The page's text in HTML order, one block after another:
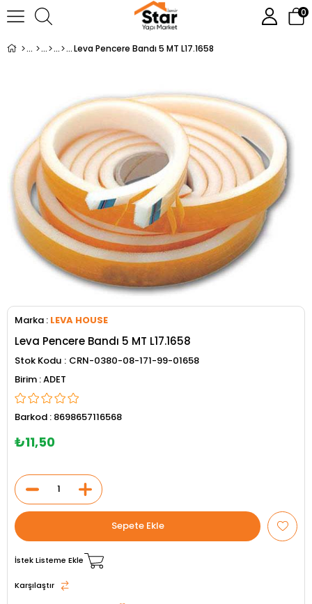
0
Leva Pencere Bandı 5 MT L17.1658
Marka : LEVA HOUSE
Leva Pencere Bandı 5 MT L17.1658
Stok Kodu
CRN-0380-08-171-99-01658
ADET
Barkod : 8698657116568
₺11,50
İstek Listeme Ekle
Karşılaştır